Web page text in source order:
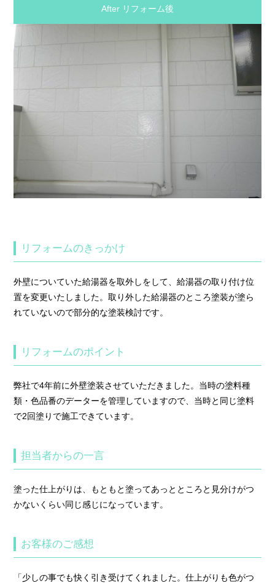
After リフォーム後
リフォームのきっかけ
外壁についていた給湯器を取外しをして、給湯器の取り付け位
置を変更いたしました。取り外した給湯器のところ塗装が塗ら
れていないので部分的な塗装検討です。
リフォームのポイント
弊社で4年前に外壁塗装させていただきました。当時の塗料種
類・色品番のデーターを管理していますので、当時と同じ塗料
で2回塗りで施工できています。
担当者からの一言
塗った仕上がりは、もともと塗ってあっとところと見分けがつ
かないくらい同じ感じになっています。
お客様のご感想
「少しの事でも快く引き受けてくれました。仕上がりも色がつ